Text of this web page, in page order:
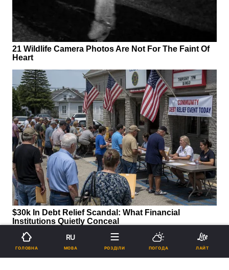
ГОЛОВНА
RU
МОВА РОЗДІЛИ ПОГОДА ЛАЙТ